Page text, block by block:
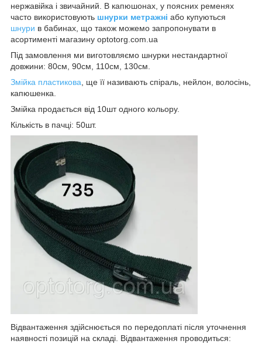
нержавійка і звичайний. В капюшонах, у поясних ременях
часто використовують шнурки метражні або купуються
шнури в бабинах, що також можемо запропонувати в
асортименті магазину optotorg.com.ua
Під замовлення ми виготовляємо шнурки нестандартної
довжини: 80см, 90см, 110см, 130см.
Змійка пластикова , ще її називають спіраль, нейлон, волосінь,
капюшенка.
Змійка продається від 10шт одного кольору.
Кількість в пачці: 50шт.
Відвантаження здійснюється по передоплаті після уточнення
наявності позицій на складі. Відвантаження проводиться: